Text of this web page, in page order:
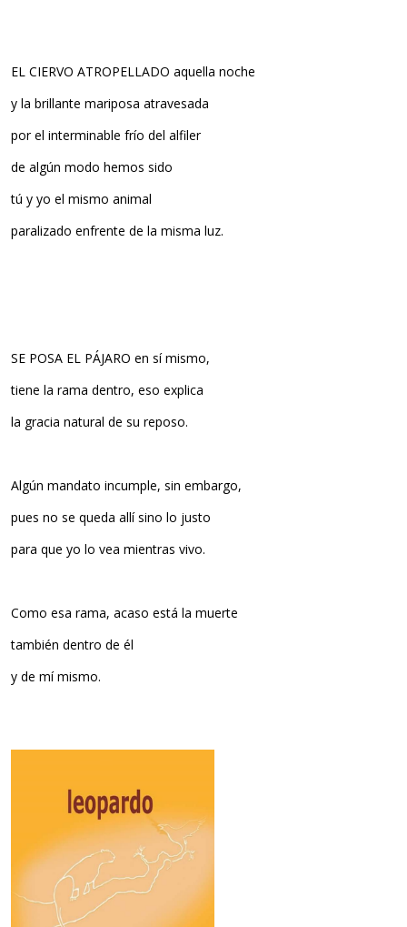
EL CIERVO ATROPELLADO aquella noche
y la brillante mariposa atravesada
por el interminable frío del alfiler
de algún modo hemos sido
tú y yo el mismo animal
paralizado enfrente de la misma luz.
SE POSA EL PÁJARO en sí mismo,
tiene la rama dentro, eso explica
la gracia natural de su reposo.
Algún mandato incumple, sin embargo,
pues no se queda allí sino lo justo
para que yo lo vea mientras vivo.
Como esa rama, acaso está la muerte
también dentro de él
y de mí mismo.